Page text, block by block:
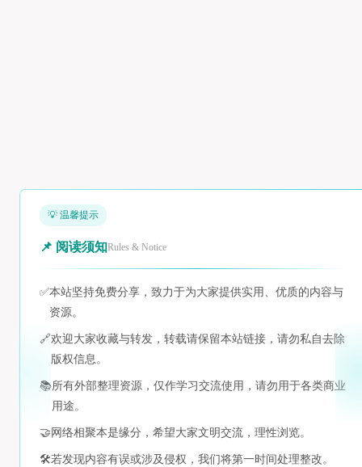
💡 温馨提示
📌 阅读须知Rules & Notice
✅本站坚持免费分享，致力于为大家提供实用、优质的内容与
资源。
🔗欢迎大家收藏与转发，转载请保留本站链接，请勿私自去除
版权信息。
📚所有外部整理资源，仅作学习交流使用，请勿用于各类商业
用途。
🤝 网络相聚本是缘分，希望大家文明交流，理性浏览。
🛠️若发现内容有误或涉及侵权，我们将第一时间处理整改。